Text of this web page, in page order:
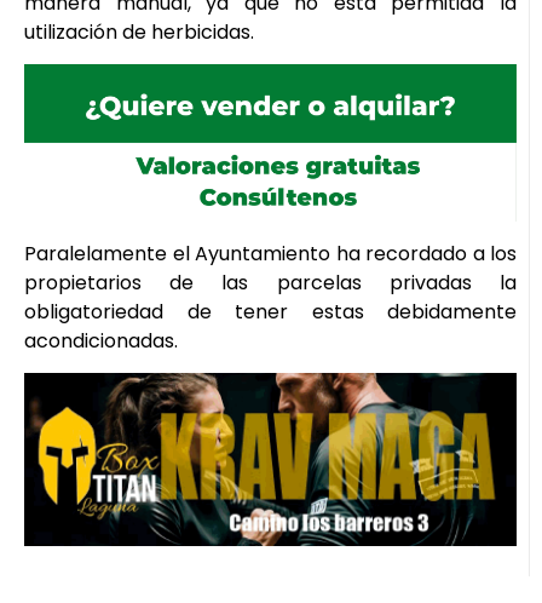
utilización de herbicidas.
Paralelamente el Ayuntamiento ha recordado a los
propietarios de las parcelas privadas la
obligatoriedad de tener estas debidamente
acondicionadas.